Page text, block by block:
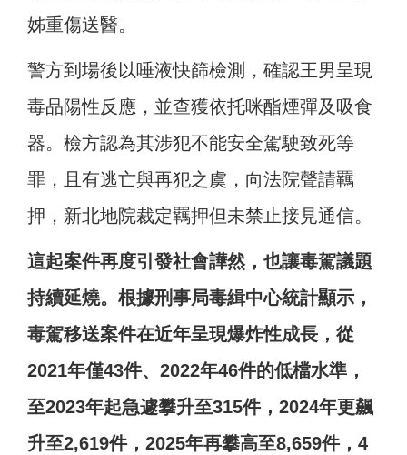
姊重傷送醫。
警方到場後以唾液快篩檢測，確認王男呈現
毒品陽性反應，並查獲依托咪酯煙彈及吸食
器。檢方認為其涉犯不能安全駕駛致死等
罪，且有逃亡與再犯之虞，向法院聲請羈
押，新北地院裁定羈押但未禁止接見通信。
這起案件再度引發社會譁然，也讓毒駕議題
持續延燒。根據刑事局毒緝中心統計顯示，
毒駕移送案件在近年呈現爆炸性成長，從
2021年僅43件、2022年46件的低檔水準，
至2023年起急遽攀升至315件，2024年更飆
升至2,619件，2025年再攀高至8,659件，4